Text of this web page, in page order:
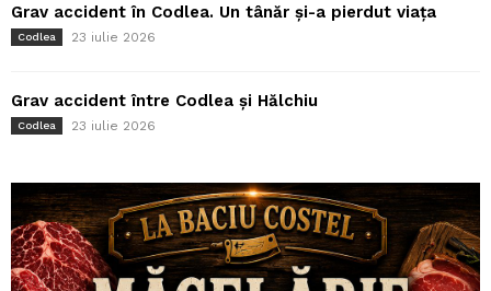
Grav accident în Codlea. Un tânăr și-a pierdut viața
Codlea 23 iulie 2026
Grav accident între Codlea și Hălchiu
Codlea 23 iulie 2026